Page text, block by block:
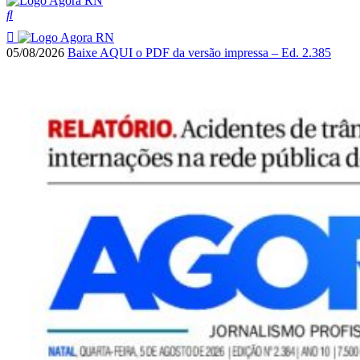
05/08/2026 Baixe AQUI o PDF da versão impressa – Ed. 2.385